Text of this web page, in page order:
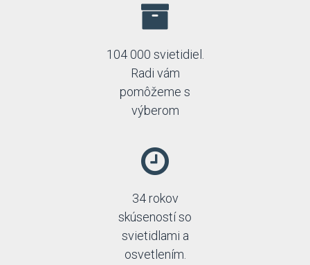
104 000 svietidiel.
Radi vám
pomôžeme s
výberom
34 rokov
skúseností so
svietidlami a
osvetlením.